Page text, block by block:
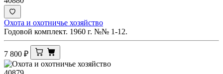
Охота и охотничье хозяйство
Годовой комплект. 1960 г. №№ 1-12.
7 800 ₽